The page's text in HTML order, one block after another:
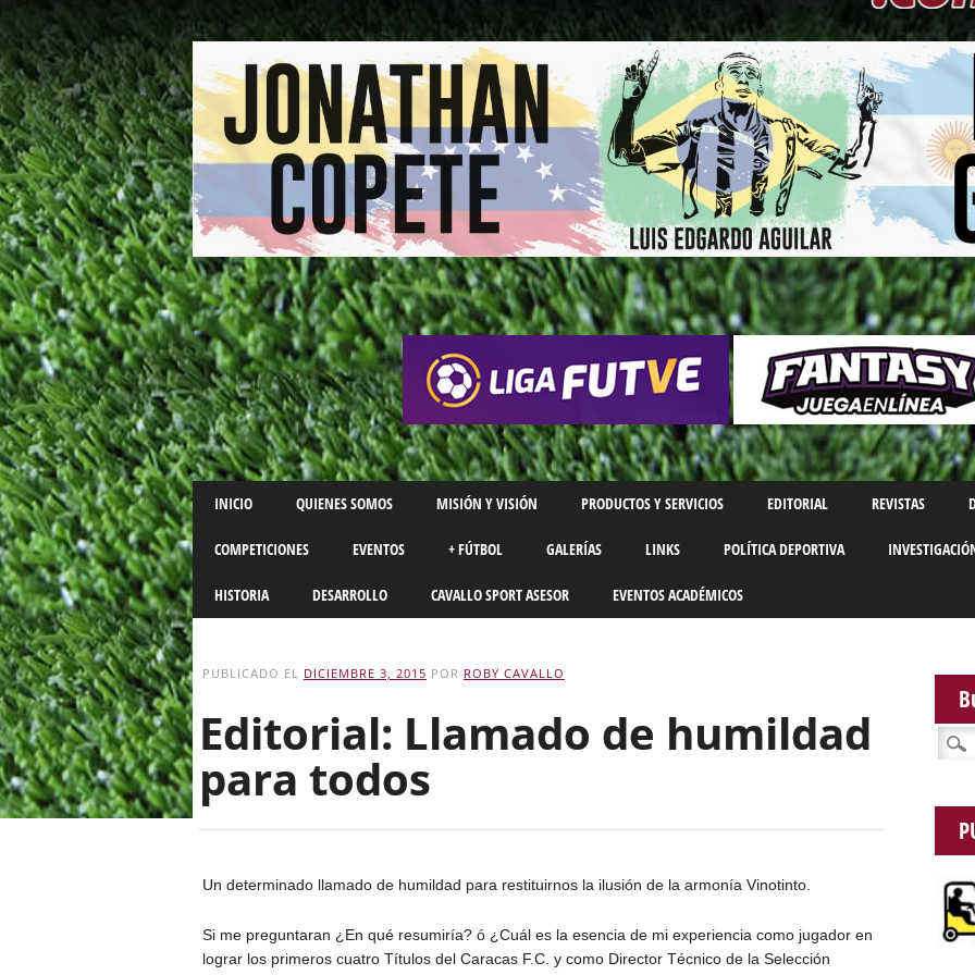
Main menu
Skip
to
content
INICIO QUIENES SOMOS MISIÓN Y VISIÓN PRODUCTOS Y SERVICIOS EDITORIAL REVISTAS
COMPETICIONES EVENTOS + FÚTBOL GALERÍAS LINKS POLÍTICA DEPORTIVA
HISTORIA DESARROLLO CAVALLO SPORT ASESOR EVENTOS ACADÉMICOS
PUBLICADO EL DICIEMBRE 3, 2015 POR ROBY CAVALLO
Editorial: Llamado de humildad
para todos
Un determinado llamado de humildad para restituirnos la ilusión de la armonía Vinotinto.
Si me preguntaran ¿En qué resumiría? ó ¿Cuál es la esencia de mi experiencia como jugador en
lograr los primeros cuatro Títulos del Caracas F.C. y como Director Técnico de la Selección